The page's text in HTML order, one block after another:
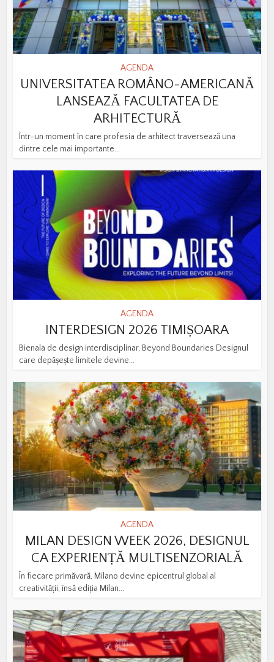
AGENDA
UNIVERSITATEA ROMÂNO-AMERICANĂ
LANSEAZĂ FACULTATEA DE
ARHITECTURĂ
Într-un moment în care profesia de arhitect traversează una
dintre cele mai importante...
AGENDA
INTERDESIGN 2026 TIMIȘOARA
Bienala de design interdisciplinar, Beyond Boundaries Designul
care depășește limitele devine...
AGENDA
MILAN DESIGN WEEK 2026, DESIGNUL
CA EXPERIENȚĂ MULTISENZORIALĂ
În fiecare primăvară, Milano devine epicentrul global al
creativității, însă ediția Milan...